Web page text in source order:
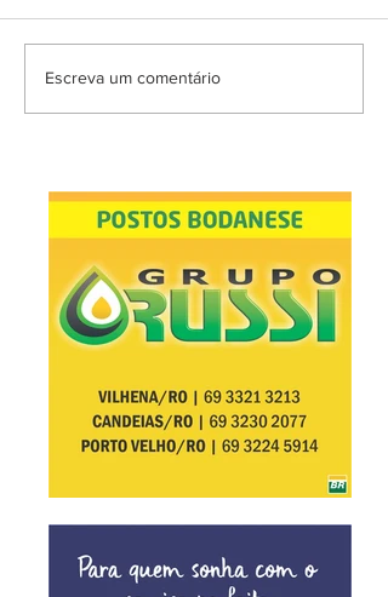
Escreva um comentário